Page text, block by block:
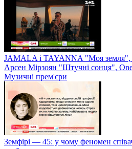
JAMALA і TAYANNA "Моя земля",
Арсен Мірзоян "Штучні сонця",
Музичні прем'єри
Земфірі — 45: у чому феномен